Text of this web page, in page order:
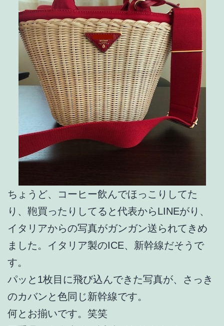
ちょうど、コーヒー飲んでほっこりしてた
り、鞄買ったりしてると代表からLINEがり、
イタリアからの写真がガンガン送られてきめ
ました。イタリア製のICE、新幹線だそうで
す。
パッと1枚目に飛び込んできた写真が、さっき
のカバンと色同じ新幹線です。
何とお揃いです。笑笑